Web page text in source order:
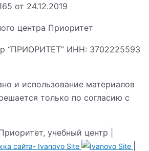
от 24.12.2019
“ПРИОРИТЕТ” ИНН: 3702225593
и использование материалов
только по согласию с
учебный центр |
сайта- Ivanovo Site